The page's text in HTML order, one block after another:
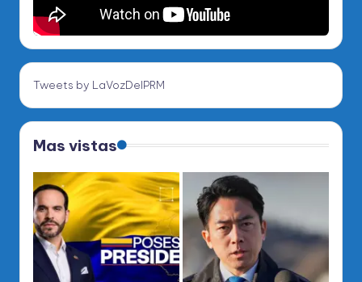
Tweets by LaVozDelPRM
Mas vistas